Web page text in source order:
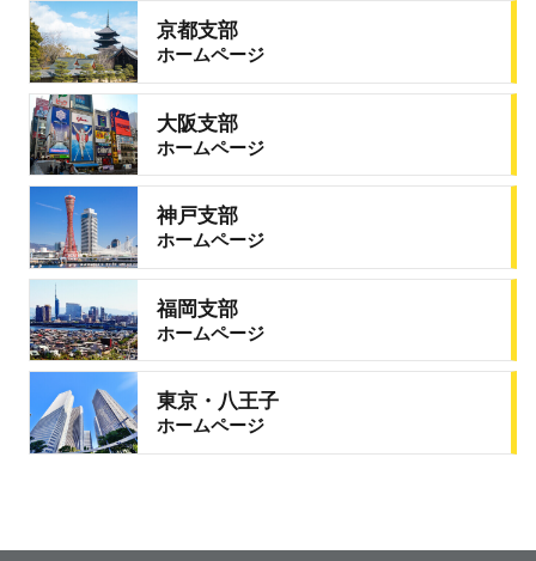
京都支部
ホームページ
大阪支部
ホームページ
神戸支部
ホームページ
福岡支部
ホームページ
東京・八王子
ホームページ